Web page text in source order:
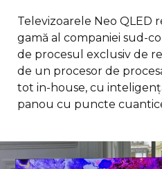
Televizoarele Neo QLED
gamă al companiei sud-
de procesul exclusiv de
de un procesor de
tot in-house, cu
panou cu puncte